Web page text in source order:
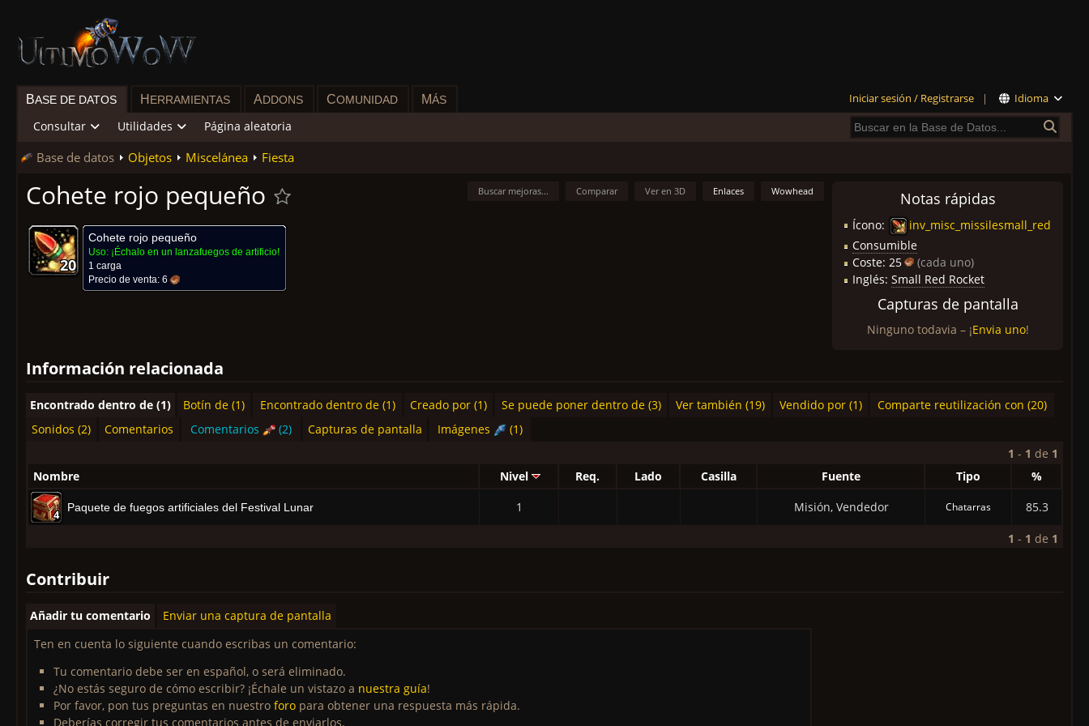
Iniciar sesión / Registrarse | Idioma
BASE DE DATOS H ERRAMIENTAS ADDONS COMUNIDAD MÁS
Consultar Utilidades Página aleatoria
Base de datos Objetos Miscelánea Fiesta
Notas rápidas
Ícono:
inv_misc_missilesmall_red
Consumible
Coste: 25
(cada uno)
Inglés: Small Red Rocket
Capturas de pantalla
Ninguno todavia – ¡Envia uno!
Wowhead
Enlaces
Ver en 3D
Comparar
Buscar mejoras...
Cohete rojo pequeño
20
20
20
20
20
20
20
20
20
Cohete rojo pequeño
Uso: ¡Échalo en un lanzafuegos de artificio!
1 carga
Precio de venta: 6
Información relacionada
Encontrado dentro de (1) Botín de (1) Encontrado dentro de (1) Creado por (1) Se puede poner dentro de (3) Ver también (19) Vendido por (1)
Comparte reutilización con (20)
Sonidos (2)
Comentarios Comentarios (2) Capturas de pantalla Imágenes
(1)
1 - 1 de 1
Nombre
Nivel Req. Lado Casilla Fuente Tipo %
4
4
4
4
4
4
4
4
4
Paquete de fuegos artificiales del Festival Lunar 1 Misión, Vendedor Chatarras 85.3
1 - 1 de 1
Contribuir
Añadir tu comentario
Enviar una captura de pantalla
Ten en cuenta lo siguiente cuando escribas un comentario:
Tu comentario debe ser en español, o será eliminado.
¿No estás seguro de cómo escribir? ¡Échale un vistazo a nuestra guía!
Por favor, pon tus preguntas en nuestro foro para obtener una respuesta más rápida.
Deberías corregir tus comentarios antes de enviarlos.